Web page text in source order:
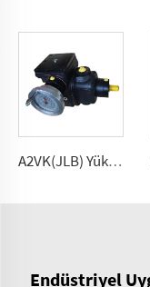
A2VK(JLB) Yüksek basınçlı ölçüm pompa PU için 5, 12, 28, 55, 107, 225 (cm³/dönem)
Endüstriyel